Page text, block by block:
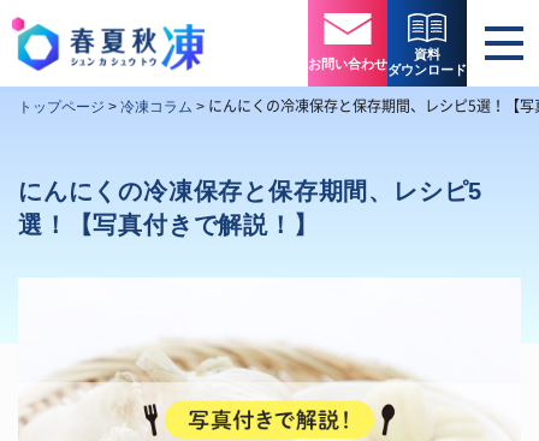
お問い合わせ
資料
ダウンロード
トップページ > 冷凍コラム > にんにくの冷凍保存と保存期間、レシピ5選！【
にんにくの冷凍保存と保存期間、レシピ5
選！【写真付きで解説！】